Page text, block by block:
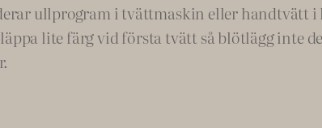
ullprogram i tvättmaskin eller handtvätt i
lite färg vid första tvätt så blötlägg inte